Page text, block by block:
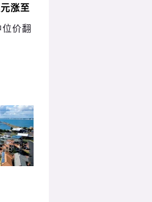
涨至
价翻